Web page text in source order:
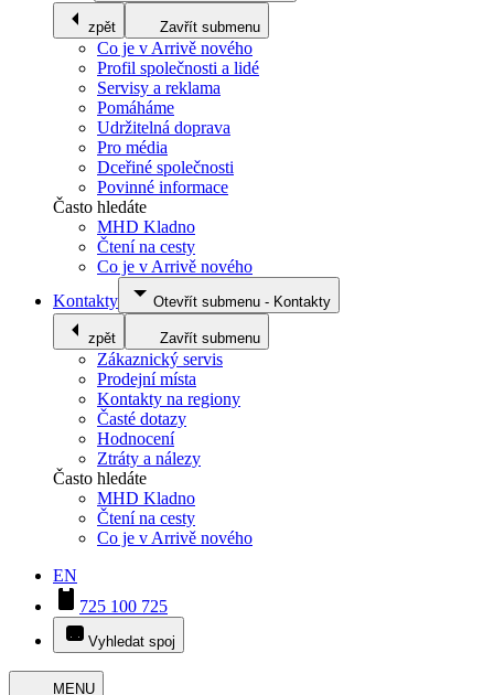
zpět Zavřít submenu
Co je v Arrivě nového
Profil společnosti a lidé
Servisy a reklama
Pomáháme
Udržitelná doprava
Pro média
Dceřiné společnosti
Povinné informace
Často hledáte
MHD Kladno
Čtení na cesty
Co je v Arrivě nového
Kontakty
Otevřít submenu - Kontakty
zpět Zavřít submenu
Zákaznický servis
Prodejní místa
Kontakty na regiony
Časté dotazy
Hodnocení
Ztráty a nálezy
Často hledáte
MHD Kladno
Čtení na cesty
Co je v Arrivě nového
EN
725 100 725
Vyhledat spoj
MENU